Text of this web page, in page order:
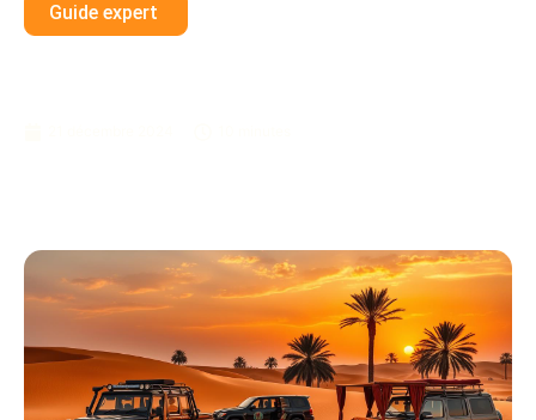
Guide expert